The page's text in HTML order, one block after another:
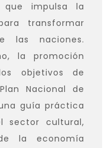
impulsa la
transformar
las naciones.
la promoción
objetivos de
Nacional de
guía práctica
sector cultural,
la economía